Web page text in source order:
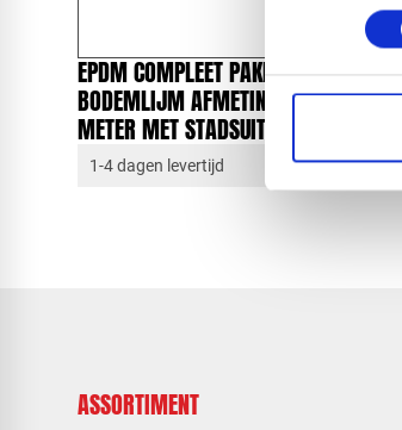
EPDM COMPLEET PAKKET
BODEMLIJM AFMETING 4,58 X 10,00
METER MET STADSUITLOOP
1-4 dagen levertijd
ASSORTIMENT